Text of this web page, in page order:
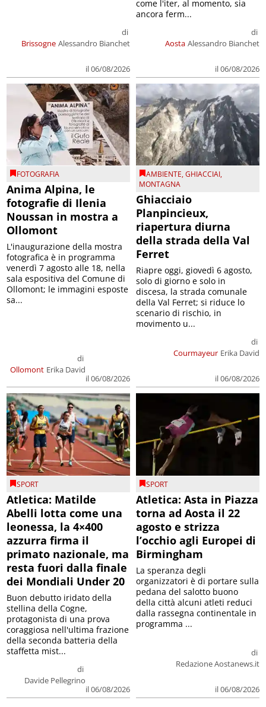
Brissogne
di
Alessandro Bianchet
il 06/08/2026
Aosta
di
Alessandro Bianchet
il 06/08/2026
come l'iter, al momento, sia
ancora ferm...
FOTOGRAFIA
Anima Alpina, le
fotografie di Ilenia
Noussan in mostra a
Ollomont
Ollomont
di
Erika David
il 06/08/2026
L'inaugurazione della mostra
fotografica è in programma
venerdì 7 agosto alle 18, nella
sala espositiva del Comune di
Ollomont; le immagini esposte
sa...
AMBIENTE,GHIACCIAI,
MONTAGNA
Ghiacciaio
Planpincieux,
riapertura diurna
della strada della Val
Ferret
Courmayeur
di
Erika David
il 06/08/2026
Riapre oggi, giovedì 6 agosto,
solo di giorno e solo in
discesa, la strada comunale
della Val Ferret; si riduce lo
scenario di rischio, in
movimento u...
SPORT
Atletica: Matilde
Abelli lotta come una
leonessa, la 4×400
azzurra firma il
primato nazionale, ma
resta fuori dalla finale
dei Mondiali Under 20
di
Davide Pellegrino
il 06/08/2026
Buon debutto iridato della
stellina della Cogne,
protagonista di una prova
coraggiosa nell'ultima frazione
della seconda batteria della
staffetta mist...
SPORT
Atletica: Asta in Piazza
torna ad Aosta il 22
agosto e strizza
l’occhio agli Europei di
Birmingham
di
Redazione Aostanews.it
il 06/08/2026
La speranza degli
organizzatori è di portare sulla
pedana del salotto buono
della città alcuni atleti reduci
dalla rassegna continentale in
programma ...